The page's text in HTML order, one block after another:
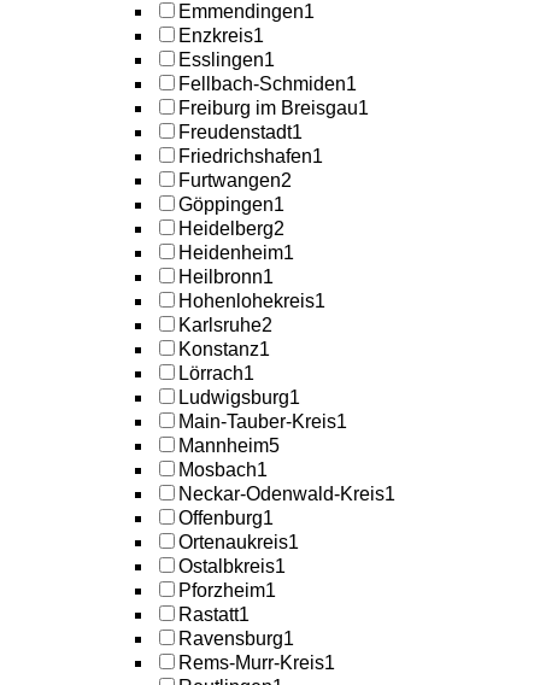
Emmendingen1
Enzkreis1
Esslingen1
Fellbach-Schmiden1
Freiburg im Breisgau1
Freudenstadt1
Friedrichshafen1
Furtwangen2
Göppingen1
Heidelberg2
Heidenheim1
Heilbronn1
Hohenlohekreis1
Karlsruhe2
Konstanz1
Lörrach1
Ludwigsburg1
Main-Tauber-Kreis1
Mannheim5
Mosbach1
Neckar-Odenwald-Kreis1
Offenburg1
Ortenaukreis1
Ostalbkreis1
Pforzheim1
Rastatt1
Ravensburg1
Rems-Murr-Kreis1